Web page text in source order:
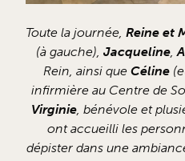
Toute la journée, Reine et
(à gauche), Jacqueline,
Rein, ainsi que Céline
infirmière au Centre de
Virginie, bénévole et
ont accueilli les
dépister dans une